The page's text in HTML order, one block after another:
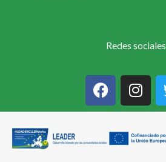
Redes sociales
a
c
e
o
n
s
t
a
g